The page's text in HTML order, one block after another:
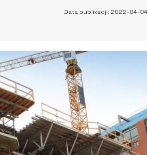
Data publikacji: 2022-04-04